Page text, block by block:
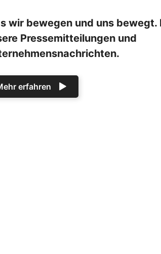
wir bewegen und uns bewegt.
Pressemitteilungen und
erfahren